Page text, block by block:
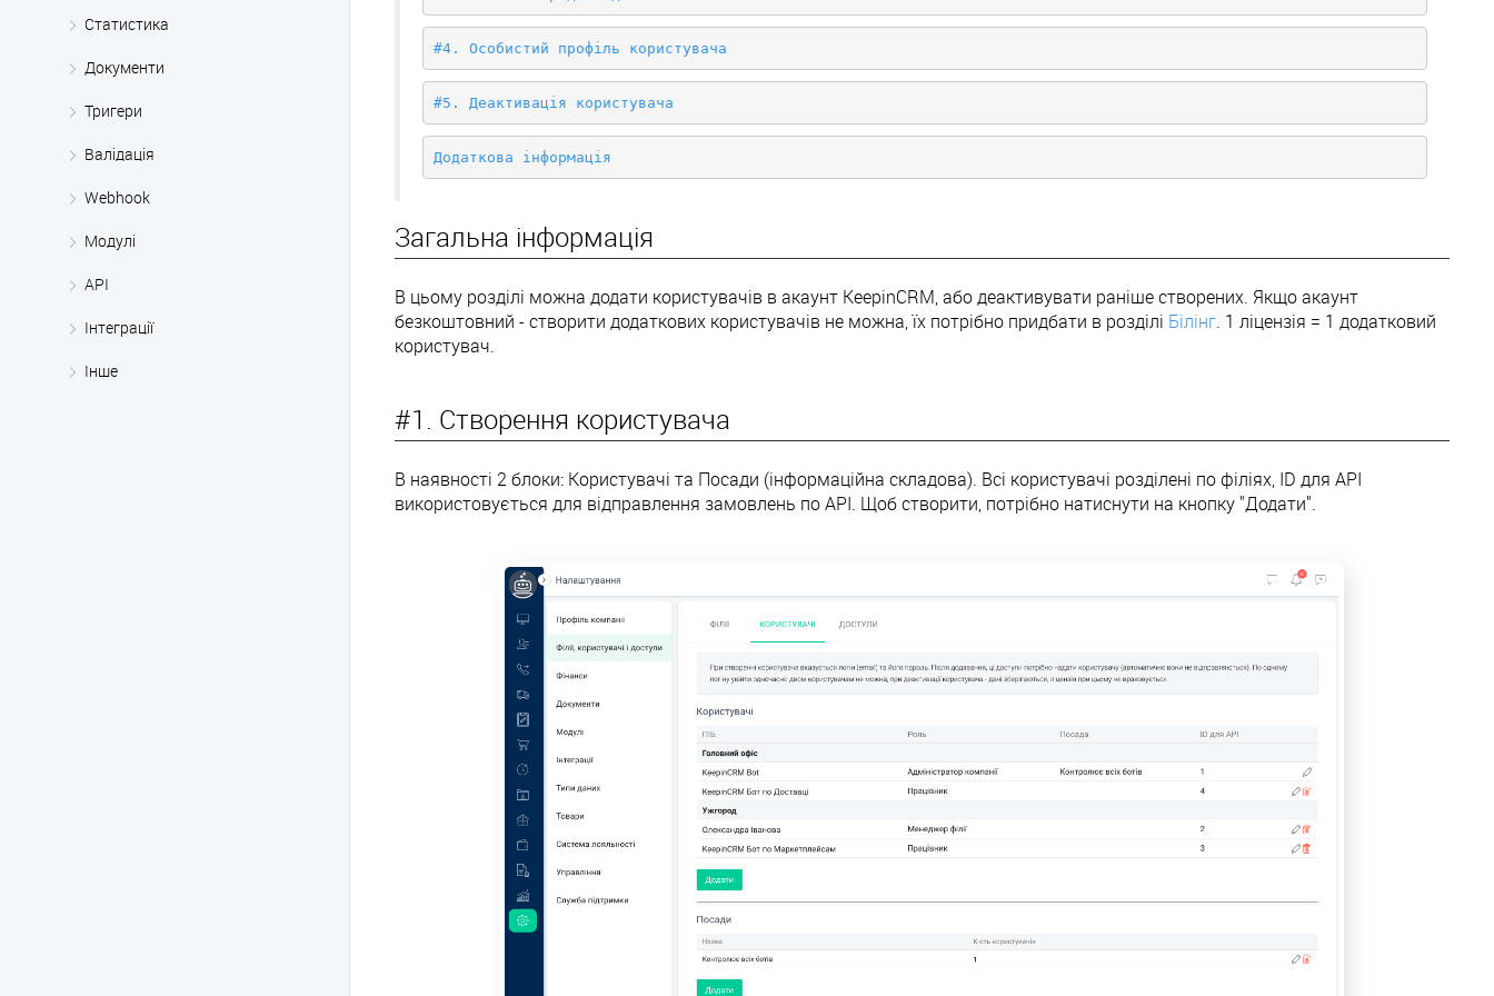
Статистика
Документи
Тригери
Валідація
Webhook
Модулі
API
Інтеграції
Інше
#4. Особистий профіль користувача
#5. Деактивація користувача
Додаткова інформація
Загальна інформація
В цьому розділі можна додати користувачів в акаунт KeepinCRM, або деактивувати раніше створених. Якщо акаунт
безкоштовний - створити додаткових користувачів не можна, їх потрібно придбати в розділі Білінг. 1 ліцензія = 1 додатковий
користувач.
#1. Створення користувача
В наявності 2 блоки: Користувачі та Посади (інформаційна складова). Всі користувачі розділені по філіях, ID для API
використовується для відправлення замовлень по API. Щоб створити, потрібно натиснути на кнопку "Додати".